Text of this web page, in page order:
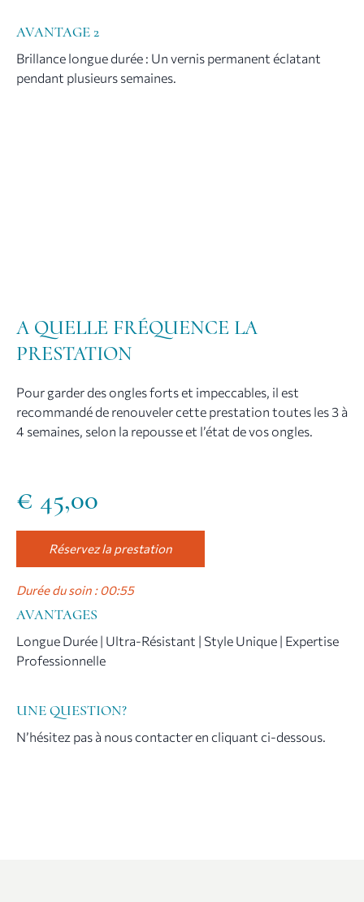
AVANTAGE 2
Brillance longue durée : Un vernis permanent éclatant
pendant plusieurs semaines.
A QUELLE FRÉQUENCE LA
PRESTATION
Pour garder des ongles forts et impeccables, il est
recommandé de renouveler cette prestation toutes les 3 à
4 semaines, selon la repousse et l’état de vos ongles.
€ 45,00
Réservez la prestation
Durée du soin : 00:55
AVANTAGES
Longue Durée | Ultra-Résistant | Style Unique | Expertise
Professionnelle
UNE QUESTION?
N’hésitez pas à nous contacter en cliquant ci-dessous.